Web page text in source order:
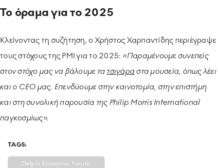
Το όραμα για το 2025
Κλείνοντας τη συζήτηση, ο Χρήστος Χαρπαντίδης περιέγραψε
τους στόχους της PMI για το 2025: «Παραμένουμε συνεπείς
στον στόχο μας να βάλουμε τατσιγάραστα μουσεία, όπως λέει
και ο CEO μας. Επενδύουμε στην καινοτομία, στην επιστήμη
και στη συνολική παρουσία της Philip Morris International
παγκοσμίως».
TAGS:
Delphi Economic Forum